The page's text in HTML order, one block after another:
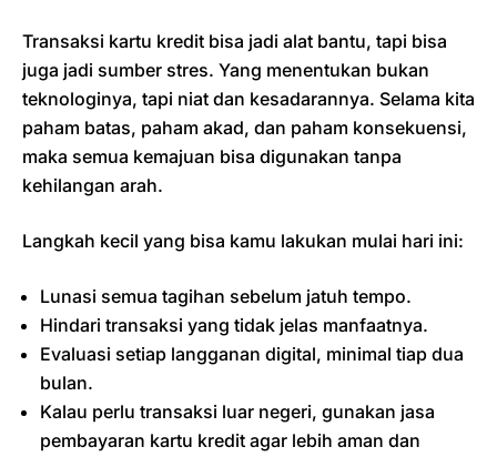
Transaksi kartu kredit bisa jadi alat bantu, tapi bisa
juga jadi sumber stres. Yang menentukan bukan
teknologinya, tapi niat dan kesadarannya. Selama kita
paham batas, paham akad, dan paham konsekuensi,
maka semua kemajuan bisa digunakan tanpa
kehilangan arah.
Langkah kecil yang bisa kamu lakukan mulai hari ini:
Lunasi semua tagihan sebelum jatuh tempo.
Hindari transaksi yang tidak jelas manfaatnya.
Evaluasi setiap langganan digital, minimal tiap dua
bulan.
Kalau perlu transaksi luar negeri, gunakan jasa
pembayaran kartu kredit agar lebih aman dan